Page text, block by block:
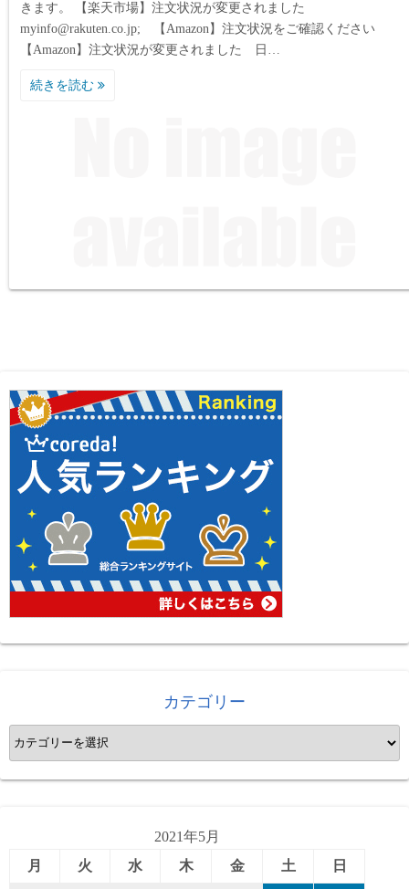
きます。 【楽天市場】注文状況が変更されました
myinfo@rakuten.co.jp; 【Amazon】注文状況をご確認ください
【Amazon】注文状況が変更されました 日…
続きを読む
カテゴリー
カ
テ
ゴ
2021年5月
月
火 水 木 金 土 日